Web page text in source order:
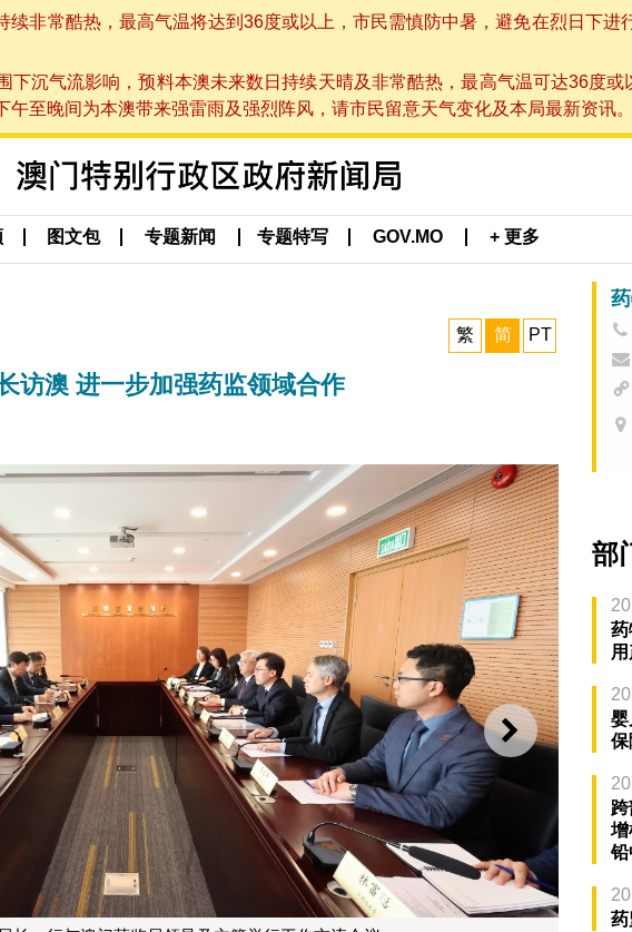
续非常酷热，最高气温将达到36度或以上，市民需慎防中暑，避免在烈日下进
下沉气流影响，预料本澳未来数日持续天晴及非常酷热，最高气温可达36度
午至晚间为本澳带来强雷雨及强烈阵风，请市民留意天气变化及本局最新资讯
图文包 专题新闻 专题特写 GOV.MO + 更多
繁 简 PT
访澳 进一步加强药监领域合作
下一则
局代表团与澳门药监局领导及主管合照
部
药
保
增
铅
药